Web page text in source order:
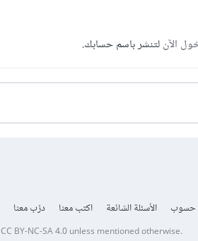
الآنلتنشر باسم حسابك.
حسوب الأسئلة الشائعة اكتب معنا درّب معنا
CC BY-NC-SA 4.0unless mentioned otherwise.